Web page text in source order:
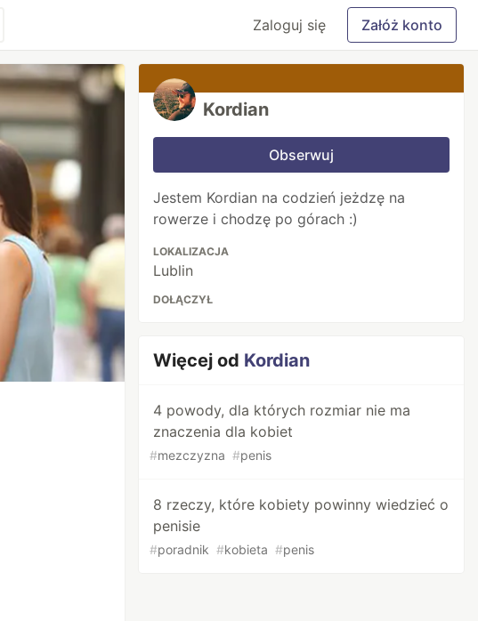
Zaloguj się Załóż konto
Kordian
Obserwuj
Jestem Kordian na codzień jeżdzę na
rowerze i chodzę po górach :)
LOKALIZACJA
Lublin
DOŁĄCZYŁ
Więcej od Kordian
4 powody, dla których rozmiar nie ma
znaczenia dla kobiet
#mezczyzna #penis
8 rzeczy, które kobiety powinny wiedzieć o
penisie
#poradnik #kobieta #penis